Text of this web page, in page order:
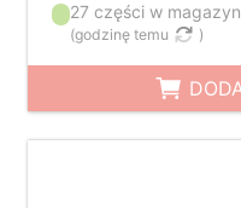
27 części w
(godzinę temu )